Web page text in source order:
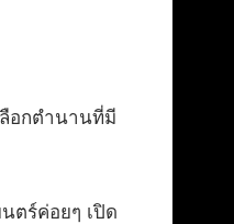
ลือกตำนานที่มี
ตร์ค่อยๆ เปิด